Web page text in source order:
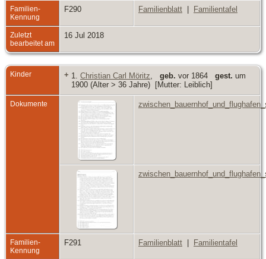
Familien-
Kennung
F290 Familienblatt | Familientafel
Zuletzt
bearbeitet am
16 Jul 2018
Kinder + 1. Christian Carl Möritz geb. vor 1864 gest. um
1900 (Alter > 36 Jahre) [Mutter: Leiblich]
Dokumente
Familien-
Kennung
F291 Familienblatt | Familientafel